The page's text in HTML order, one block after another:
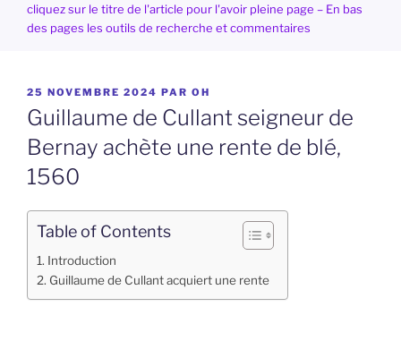
cliquez sur le titre de l'article pour l'avoir pleine page – En bas
des pages les outils de recherche et commentaires
PUBLIÉ
LE
25 NOVEMBRE 2024 PAR OH
Guillaume de Cullant seigneur de
Bernay achète une rente de blé,
1560
Table of Contents
Introduction
Guillaume de Cullant acquiert une rente